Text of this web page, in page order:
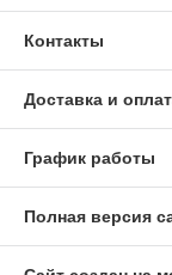
Контакты
Доставка и
График работы
Полная версия